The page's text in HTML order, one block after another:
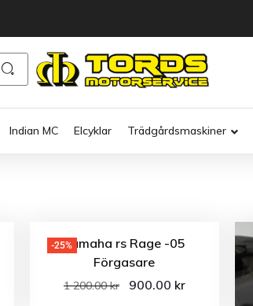
Indian MC Elcyklar Trädgårdsmaskiner
-25%Yamaha rs Rage -05
Förgasare
1 200.00kr 900.00 kr